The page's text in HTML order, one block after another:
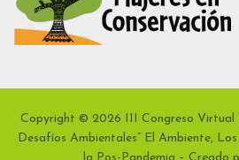
Copyright © 2026 III Congreso Virtual
Desafíos Ambientales” El Ambiente,